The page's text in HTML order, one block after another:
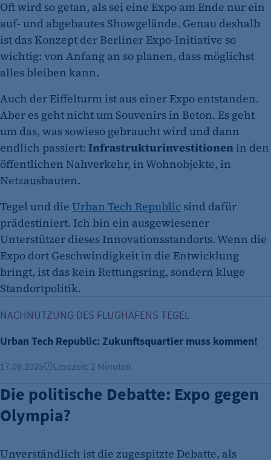
Oft wird so getan, als sei eine Expo am Ende nur ein
auf- und abgebautes Showgelände. Genau deshalb
ist das Konzept der Berliner Expo-Initiative so
wichtig: von Anfang an so planen, dass möglichst
alles bleiben kann.
Auch der Eiffelturm ist aus einer Expo entstanden.
Aber es geht nicht um Souvenirs in Beton. Es geht
um das, was sowieso gebraucht wird und dann
endlich passiert: Infrastrukturinvestitionen in den
öffentlichen Nahverkehr, in Wohnobjekte, in
Netzausbauten.
Tegel und die Urban Tech Republic sind dafür
prädestiniert. Ich bin ein ausgewiesener
Unterstützer dieses Innovationsstandorts. Wenn die
Expo dort Geschwindigkeit in die Entwicklung
bringt, ist das kein Rettungsring, sondern kluge
Standortpolitik.
NACHNUTZUNG DES FLUGHAFENS TEGEL
Urban Tech Republic: Zukunftsquartier muss kommen!
17.09.2025 Lesezeit: 2 Minuten
Die politische Debatte: Expo gegen
Olympia?
Unverständlich ist die zugespitzte Debatte, als